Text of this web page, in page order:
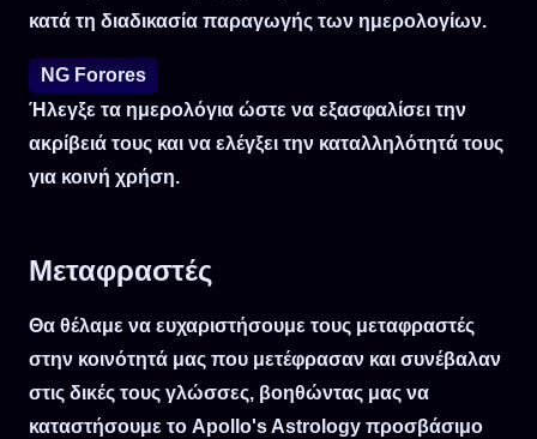
κατά τη διαδικασία παραγωγής των ημερολογίων.
NG Forores
Ήλεγξε τα ημερολόγια ώστε να εξασφαλίσει την
ακρίβειά τους και να ελέγξει την καταλληλότητά τους
για κοινή χρήση.
Μεταφραστές
Θα θέλαμε να ευχαριστήσουμε τους μεταφραστές
στην κοινότητά μας που μετέφρασαν και συνέβαλαν
στις δικές τους γλώσσες, βοηθώντας μας να
καταστήσουμε το Apollo's Astrology προσβάσιμο